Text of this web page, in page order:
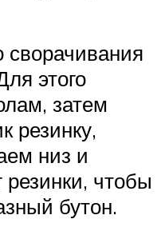
сворачивания
этого
затем
резинку,
низ и
резинки, чтобы
бутон.